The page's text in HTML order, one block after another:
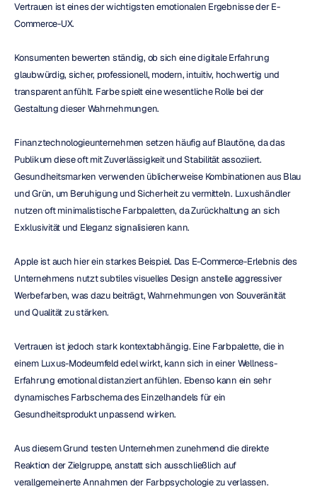
Vertrauen ist eines der wichtigsten emotionalen Ergebnisse der E-
Commerce-UX.
Konsumenten bewerten ständig, ob sich eine digitale Erfahrung
glaubwürdig, sicher, professionell, modern, intuitiv, hochwertig und
transparent anfühlt. Farbe spielt eine wesentliche Rolle bei der
Gestaltung dieser Wahrnehmungen.
Finanztechnologieunternehmen setzen häufig auf Blautöne, da das
Publikum diese oft mit Zuverlässigkeit und Stabilität assoziiert.
Gesundheitsmarken verwenden üblicherweise Kombinationen aus Blau
und Grün, um Beruhigung und Sicherheit zu vermitteln. Luxushändler
nutzen oft minimalistische Farbpaletten, da Zurückhaltung an sich
Exklusivität und Eleganz signalisieren kann.
Apple ist auch hier ein starkes Beispiel. Das E-Commerce-Erlebnis des
Unternehmens nutzt subtiles visuelles Design anstelle aggressiver
Werbefarben, was dazu beiträgt, Wahrnehmungen von Souveränität
und Qualität zu stärken.
Vertrauen ist jedoch stark kontextabhängig. Eine Farbpalette, die in
einem Luxus-Modeumfeld edel wirkt, kann sich in einer Wellness-
Erfahrung emotional distanziert anfühlen. Ebenso kann ein sehr
dynamisches Farbschema des Einzelhandels für ein
Gesundheitsprodukt unpassend wirken.
Aus diesem Grund testen Unternehmen zunehmend die direkte
Reaktion der Zielgruppe, anstatt sich ausschließlich auf
verallgemeinerte Annahmen der Farbpsychologie zu verlassen.